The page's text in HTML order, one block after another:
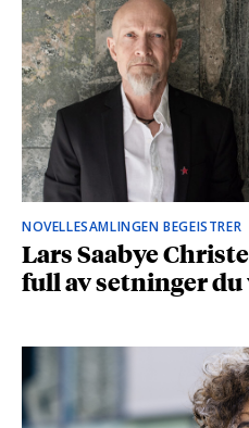
NOVELLESAMLINGEN BEGEISTRER
Lars Saabye
full av setninger du